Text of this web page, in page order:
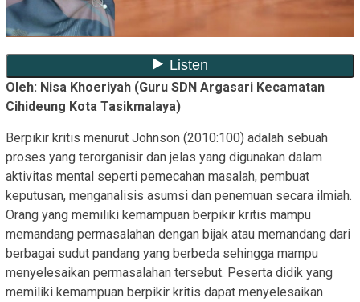
Oleh: Nisa Khoeriyah (Guru SDN Argasari Kecamatan
Cihideung Kota Tasikmalaya)
Berpikir kritis menurut Johnson (2010:100) adalah sebuah
proses yang terorganisir dan jelas yang digunakan dalam
aktivitas mental seperti pemecahan masalah, pembuat
keputusan, menganalisis asumsi dan penemuan secara ilmiah.
Orang yang memiliki kemampuan berpikir kritis mampu
memandang permasalahan dengan bijak atau memandang dari
berbagai sudut pandang yang berbeda sehingga mampu
menyelesaikan permasalahan tersebut. Peserta didik yang
memiliki kemampuan berpikir kritis dapat menyelesaikan